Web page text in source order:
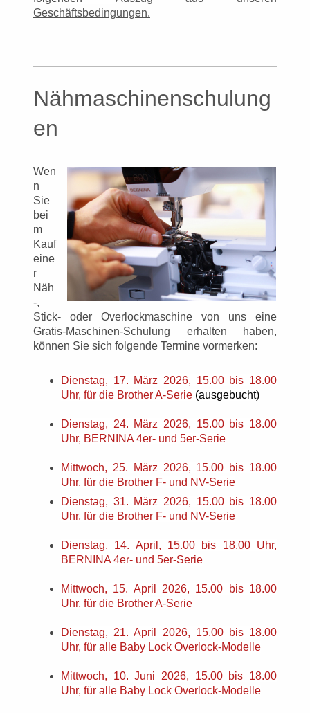
Geschäftsbedingungen.
Nähmaschinenschulung
en
Wen
n
Sie
bei
m
Kauf
eine
r
Näh
-,
Stick- oder Overlockmaschine von uns eine
Gratis-Maschinen-Schulung erhalten haben,
können Sie sich folgende Termine vormerken:
Dienstag, 17. März 2026, 15.00 bis 18.00
Uhr, für die Brother A-Serie (ausgebucht)
Dienstag, 24. März 2026, 15.00 bis 18.00
Uhr, BERNINA 4er- und 5er-Serie
Mittwoch, 25. März 2026, 15.00 bis 18.00
Uhr, für die Brother F- und NV-Serie
Dienstag, 31. März 2026, 15.00 bis 18.00
Uhr, für die Brother F- und NV-Serie
Dienstag, 14. April, 15.00 bis 18.00 Uhr,
BERNINA 4er- und 5er-Serie
Mittwoch, 15. April 2026, 15.00 bis 18.00
Uhr, für die Brother A-Serie
Dienstag, 21. April 2026, 15.00 bis 18.00
Uhr, für alle Baby Lock Overlock-Modelle
Mittwoch, 10. Juni 2026, 15.00 bis 18.00
Uhr, für alle Baby Lock Overlock-Modelle